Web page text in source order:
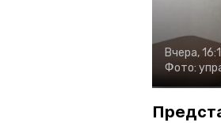
Вчера,
Фото: